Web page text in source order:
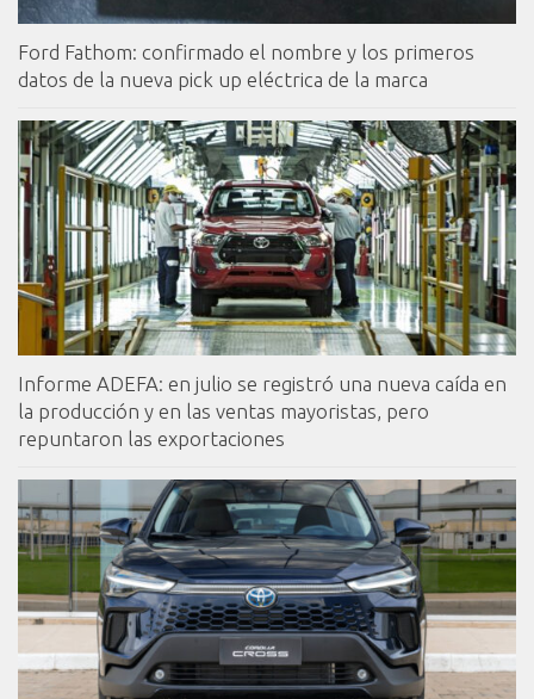
Ford Fathom: confirmado el nombre y los primeros
datos de la nueva pick up eléctrica de la marca
Informe ADEFA: en julio se registró una nueva caída en
la producción y en las ventas mayoristas, pero
repuntaron las exportaciones